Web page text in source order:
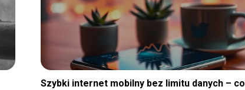
Szybki internet mobilny bez limitu danych – co